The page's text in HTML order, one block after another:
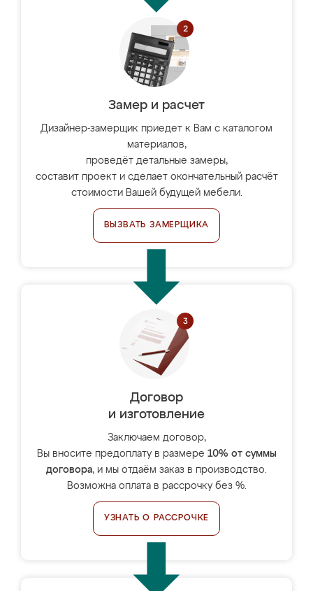
Замер и расчет
Дизайнер-замерщик приедет к Вам с каталогом
материалов,
проведёт детальные замеры,
составит проект и сделает окончательный расчёт
стоимости Вашей будущей мебели.
ВЫЗВАТЬ ЗАМЕРЩИКА
Договор
и изготовление
Заключаем договор,
Вы вносите предоплату в размере 10% от суммы
договора, и мы отдаём заказ в производство.
Возможна оплата в рассрочку без %.
УЗНАТЬ О РАССРОЧКЕ